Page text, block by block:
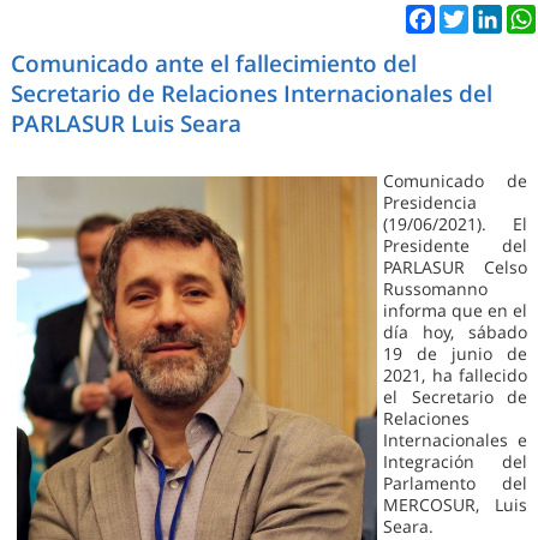
Facebook
Twitter
Comunicado ante el fallecimiento del
Secretario de Relaciones Internacionales del
PARLASUR Luis Seara
Comunicado de
Presidencia
(19/06/2021). El
Presidente del
PARLASUR Celso
Russomanno
informa que en el
día hoy, sábado
19 de junio de
2021, ha fallecido
el Secretario de
Relaciones
Internacionales e
Integración del
Parlamento del
MERCOSUR, Luis
Seara.